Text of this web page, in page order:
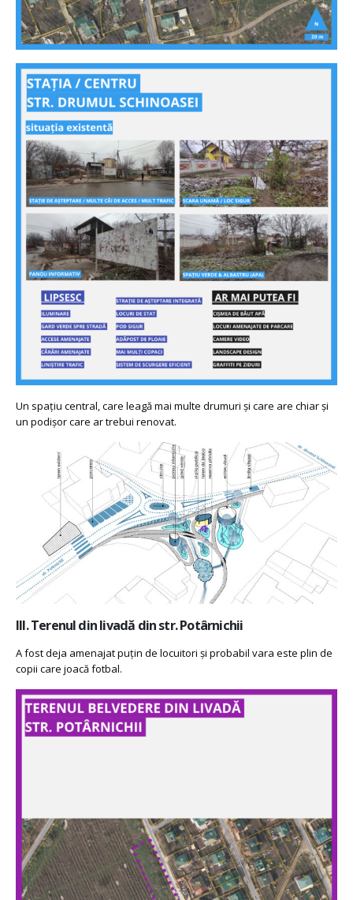
Un spațiu central, care leagă mai multe drumuri și care are chiar și
un podișor care ar trebui renovat.
III. Terenul din livadă din str. Potârnichii
A fost deja amenajat puțin de locuitori și probabil vara este plin de
copii care joacă fotbal.